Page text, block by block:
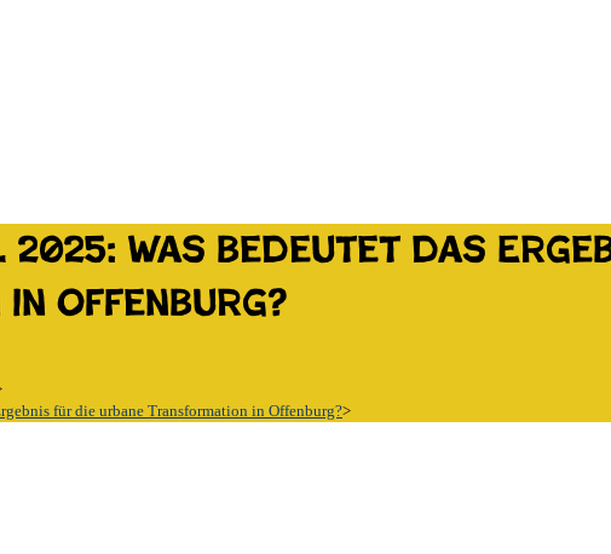
Was bedeutet das
Offenburg?
für die urbane Transformation in Offenburg?>